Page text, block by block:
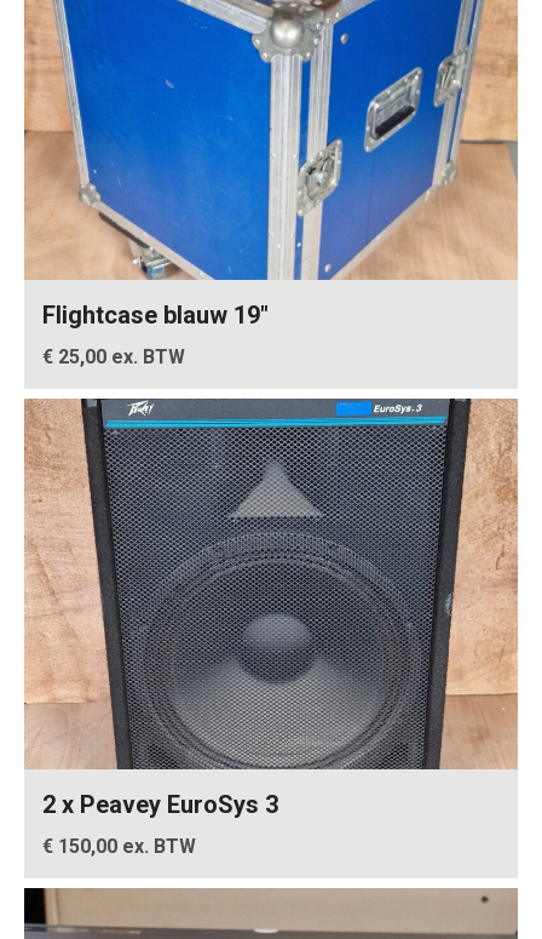
Flightcase blauw 19″
€ 25,00 ex. BTW
2 x Peavey EuroSys 3
€ 150,00 ex. BTW